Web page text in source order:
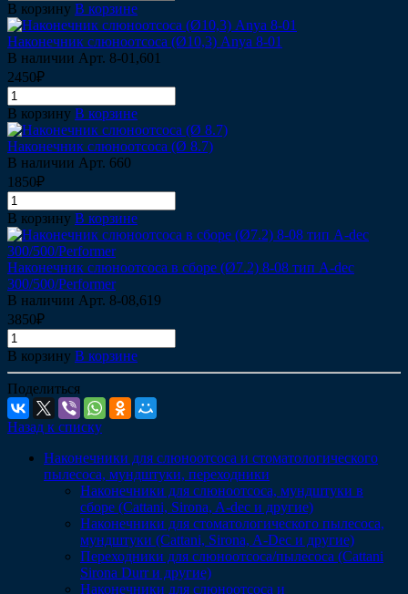
В корзину В корзине
Наконечник слюноотсоса (Ø10,3) Anya 8-01
В наличии Арт. 8-01,601
2450₽
В корзину В корзине
Наконечник слюноотсоса (Ø 8.7)
В наличии Арт. 660
1850₽
В корзину В корзине
Наконечник слюноотсоса в сборе (Ø7.2) 8-08 тип A-dec
300/500/Performer
В наличии Арт. 8-08,619
3850₽
В корзину В корзине
Поделиться
Назад к списку
Наконечники для слюноотсоса и стоматологического
пылесоса, мундштуки, переходники
Наконечники для слюноотсоса, мундштуки в
сборе (Cattani, Sirona, A-dec и другие)
Наконечники для стоматологического пылесоса,
мундштуки (Сattani, Sirona, A-Dec и другие)
Переходники для слюноотсоса/пылесоса (Cattani
Sirona Durr и другие)
Наконечники для слюноотсоса и